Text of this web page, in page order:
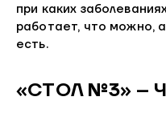
при каких
работает, что можно,
есть.
«СТОЛ №3» –